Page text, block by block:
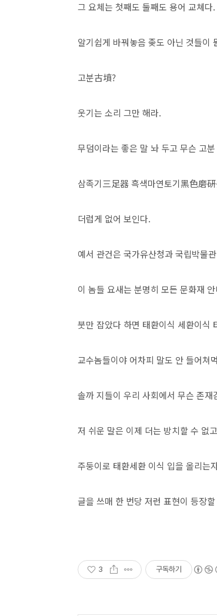
그 요체는 첫째도 둘째도 용어 교쳬다.
알기쉽게 바꿔놓음 좆도 아닌 것들이
고분古墳?
웃기는 소리 그만 해라.
무덤이라는 좋은 말 놔 두고 무슨 고
삼족기三足器 흑색마연토기黑色磨
더럽게 없어 보인다.
예서 관건은 국가유산청과 국립박물
이 놈들 요새는 분명히 모든 문화재
붓만 잡았다 하면 태환이식 세환이식
교수놈들이야 어차피 말도 안 들어쳐
솔까 지들이 우리 사회에서 무슨 존재
저 쉬운 말은 이제 더는 방치할 수 없
주둥이로 태환세환 이식 입을 올리는
글을 쓰매 한 번당 저런 표현이 등장
3 구독하기